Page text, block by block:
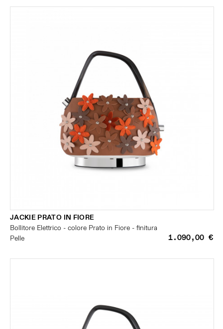
JACKIE PRATO IN FIORE
Bollitore Elettrico - colore Prato in Fiore - finitura
Pelle
1.090,00 €